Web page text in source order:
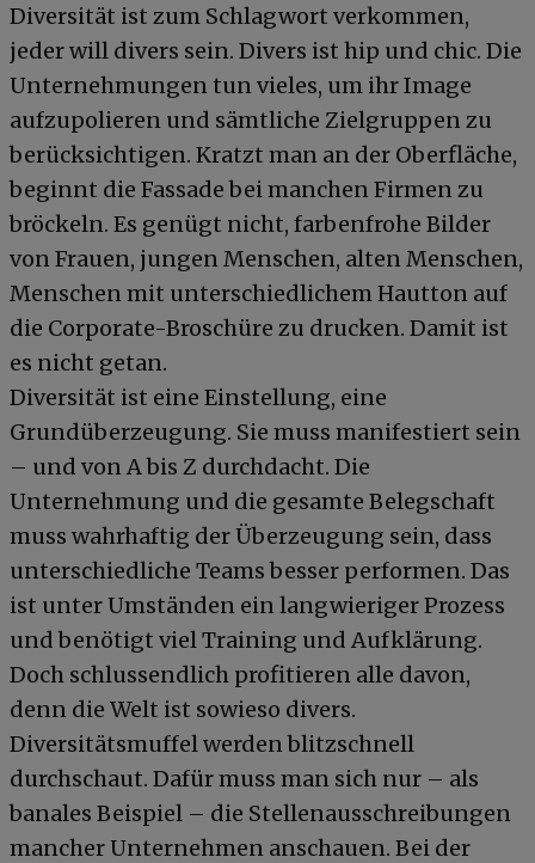
Diversität ist zum Schlagwort verkommen,
jeder will divers sein. Divers ist hip und chic. Die
Unternehmungen tun vieles, um ihr Image
aufzupolieren und sämtliche Zielgruppen zu
berücksichtigen. Kratzt man an der Oberfläche,
beginnt die Fassade bei manchen Firmen zu
bröckeln. Es genügt nicht, farbenfrohe Bilder
von Frauen, jungen Menschen, alten Menschen,
Menschen mit unterschiedlichem Hautton auf
die Corporate-Broschüre zu drucken. Damit ist
es nicht getan.
Diversität ist eine Einstellung, eine
Grundüberzeugung. Sie muss manifestiert sein
– und von A bis Z durchdacht. Die
Unternehmung und die gesamte Belegschaft
muss wahrhaftig der Überzeugung sein, dass
unterschiedliche Teams besser performen. Das
ist unter Umständen ein langwieriger Prozess
und benötigt viel Training und Aufklärung.
Doch schlussendlich profitieren alle davon,
denn die Welt ist sowieso divers.
Diversitätsmuffel werden blitzschnell
durchschaut. Dafür muss man sich nur – als
banales Beispiel – die Stellenausschreibungen
mancher Unternehmen anschauen. Bei der